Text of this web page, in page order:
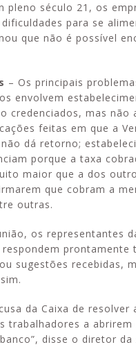
pleno século 21, os
para se
que não é possível
– Os principais
envolvem
credenciados, mas não
feitas em que a
dá retorno;
porque a taxa
maior que a dos
que cobram a
outras.
os representantes
respondem prontamente
sugestões recebidas,
da Caixa de resolver
trabalhadores a abrirem
disse o diretor da